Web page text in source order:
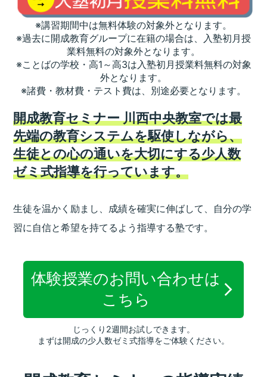
※講習期間中は無料体験の対象外となります。
※過去に開成教育グループに在籍の場合は、入塾初月授
業料無料の対象外となります。
※ことばの学校・高1～高3は入塾初月授業料無料の対象
外となります。
※諸費・教材費・テスト費は、別途必要となります。
開成教育セミナー 川西中央教室では最
先端の教育システムを駆使しながら、
生徒との心の通いを大切にする少人数
ゼミ式指導を行っています。
生徒を温かく励まし、成績を確実に伸ばして、 自分の学
習に自信と希望を持てるよう指導する塾です。
体験授業のお問い合わせは
こちら
じっくり2週間お試しできます。
まずは開成の少人数ゼミ式指導をご体験ください。